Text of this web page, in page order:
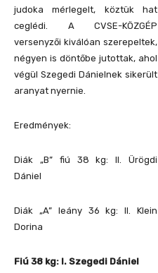
judoka mérlegelt, köztük hat
ceglédi. A CVSE-KÖZGÉP
versenyzői kiválóan szerepeltek,
négyen is döntőbe jutottak, ahol
végül Szegedi Dánielnek sikerült
aranyat nyernie.
Eredmények:
Diák „B” fiú 38 kg: II. Ürögdi
Dániel
Diák „A” leány 36 kg: II. Klein
Dorina
Fiú 38 kg: I. Szegedi Dániel